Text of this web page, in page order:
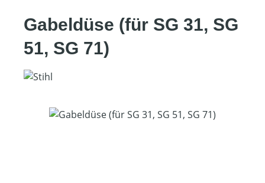
Gabeldüse (für SG 31, SG
51, SG 71)
Bildergalerie überspringen